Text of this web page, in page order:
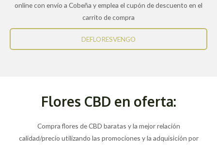
online con envío a Cobeña y emplea el cupón de descuento en el
carrito de compra
DEFLORESVENGO
Flores CBD en oferta:
Compra flores de CBD baratas y la mejor relación
calidad/precio utilizando las promociones y la adquisición por